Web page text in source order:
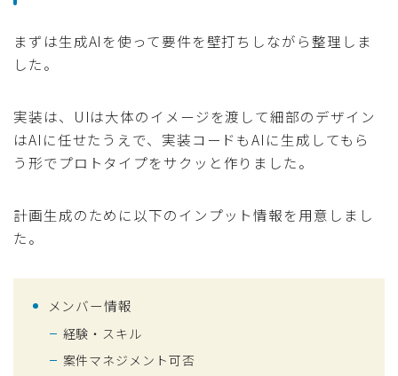
まずは生成AIを使って要件を壁打ちしながら整理しま
した。
実装は、UIは大体のイメージを渡して細部のデザイン
はAIに任せたうえで、実装コードもAIに生成してもら
う形でプロトタイプをサクッと作りました。
計画生成のために以下のインプット情報を用意しまし
た。
メンバー情報
経験・スキル
案件マネジメント可否